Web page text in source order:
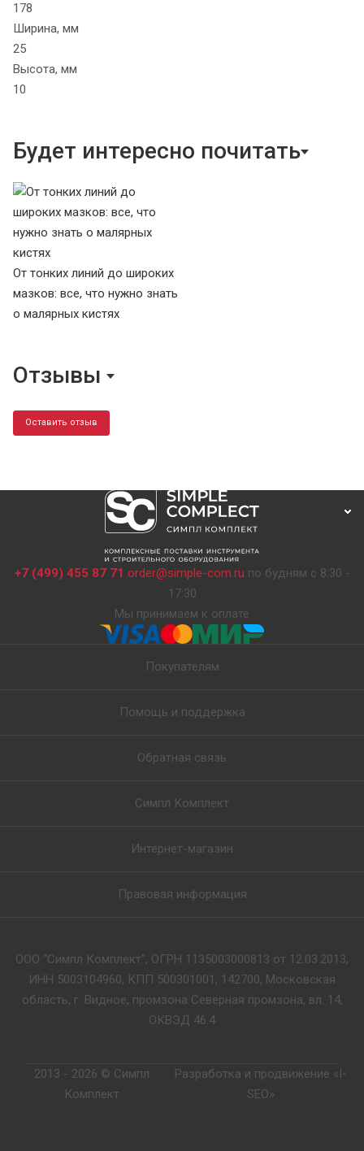
178
Ширина, мм
25
Высота, мм
10
Будет интересно почитать
От тонких линий до широких
мазков: все, что нужно знать
о малярных кистях
Отзывы
Оставить отзыв
+7 (499) 455 87 71 order@simple-com.ru по будням с 8:30 -
17:30
Мы принимаем к оплате
Покупателям
Помощь и поддержка
Обратная связь
Симпл Комплект
Интернет-магазин
Правовая информация
ООО "Симпл Комплект", ОГРН 1135003000813 от 12.03.2013,
ИНН 5003104960, КПП 500301001, 142700, Московская
область, г. Видное, промзона Северная промзона, вл. 14,
ОКВЭД 46.4
2013 - 2026 © Симпл
Комплект
Разработка и продвижение «I-
SEO»